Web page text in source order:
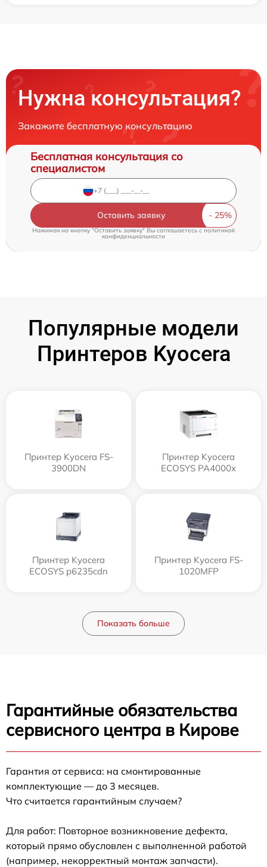
Нужна консультация?
Закажите бесплатную консультацию
Бесплатная консультация со
специалистом
Оставить заявку
Нажимая на кнопку "Оставить заявку" Вы соглашаетесь cполитикой
конфиденциальности
Популярные модели
Принтеров Kyocera
Принтер Kyocera FS-
3900DN
Принтер Kyocera
ECOSYS PA4000x
Принтер Kyocera
ECOSYS p6235cdn
Принтер Kyocera FS-
1020MFP
Показать больше
Гарантийные обязательства
сервисного центра в Кирове
Гарантия от сервиса: на смонтированные
комплектующие — до 3 месяцев.
Что считается гарантийным случаем?
Для работ: Повторное возникновение дефекта,
который прямо обусловлен с выполненной работой
(например, некорректный монтаж запчасти).